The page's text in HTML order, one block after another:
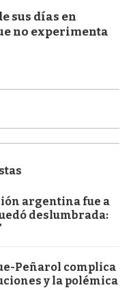
sus días en
no experimenta
argentina fue a
deslumbrada:
Peñarol complica
y la polémica